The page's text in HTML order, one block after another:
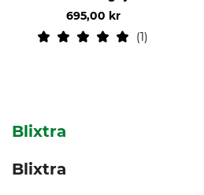
695,00 kr
1
Blixtra
Blixtra